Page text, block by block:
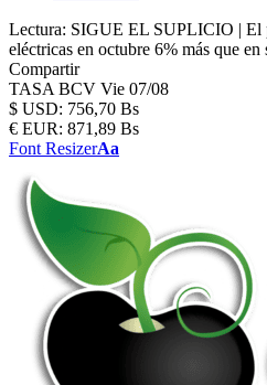
Lectura: SIGUE EL SUPLICIO | El
eléctricas en octubre 6% más que en
Compartir
TASA BCV Vie 07/08
$ USD: 756,70 Bs
€ EUR: 871,89 Bs
Font ResizerAa